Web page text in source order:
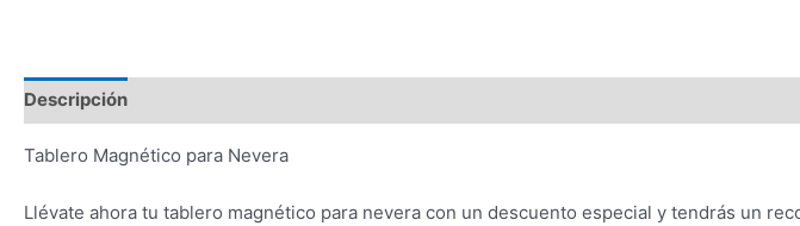
Descripción
Tablero Magnético para Nevera
Llévate ahora tu tablero magnético para nevera con un descuento especial y tendrás un